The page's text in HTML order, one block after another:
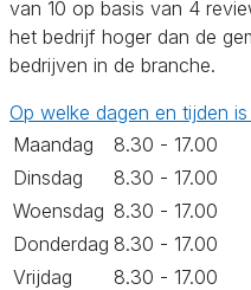
van 10 op basis van 4
het bedrijf hoger dan de
bedrijven in de branche.
Op welke dagen en tijden
Maandag
8.30 - 17.00
Dinsdag
8.30 - 17.00
Woensdag 8.30 - 17.00
Donderdag 8.30 - 17.00
Vrijdag
8.30 - 17.00